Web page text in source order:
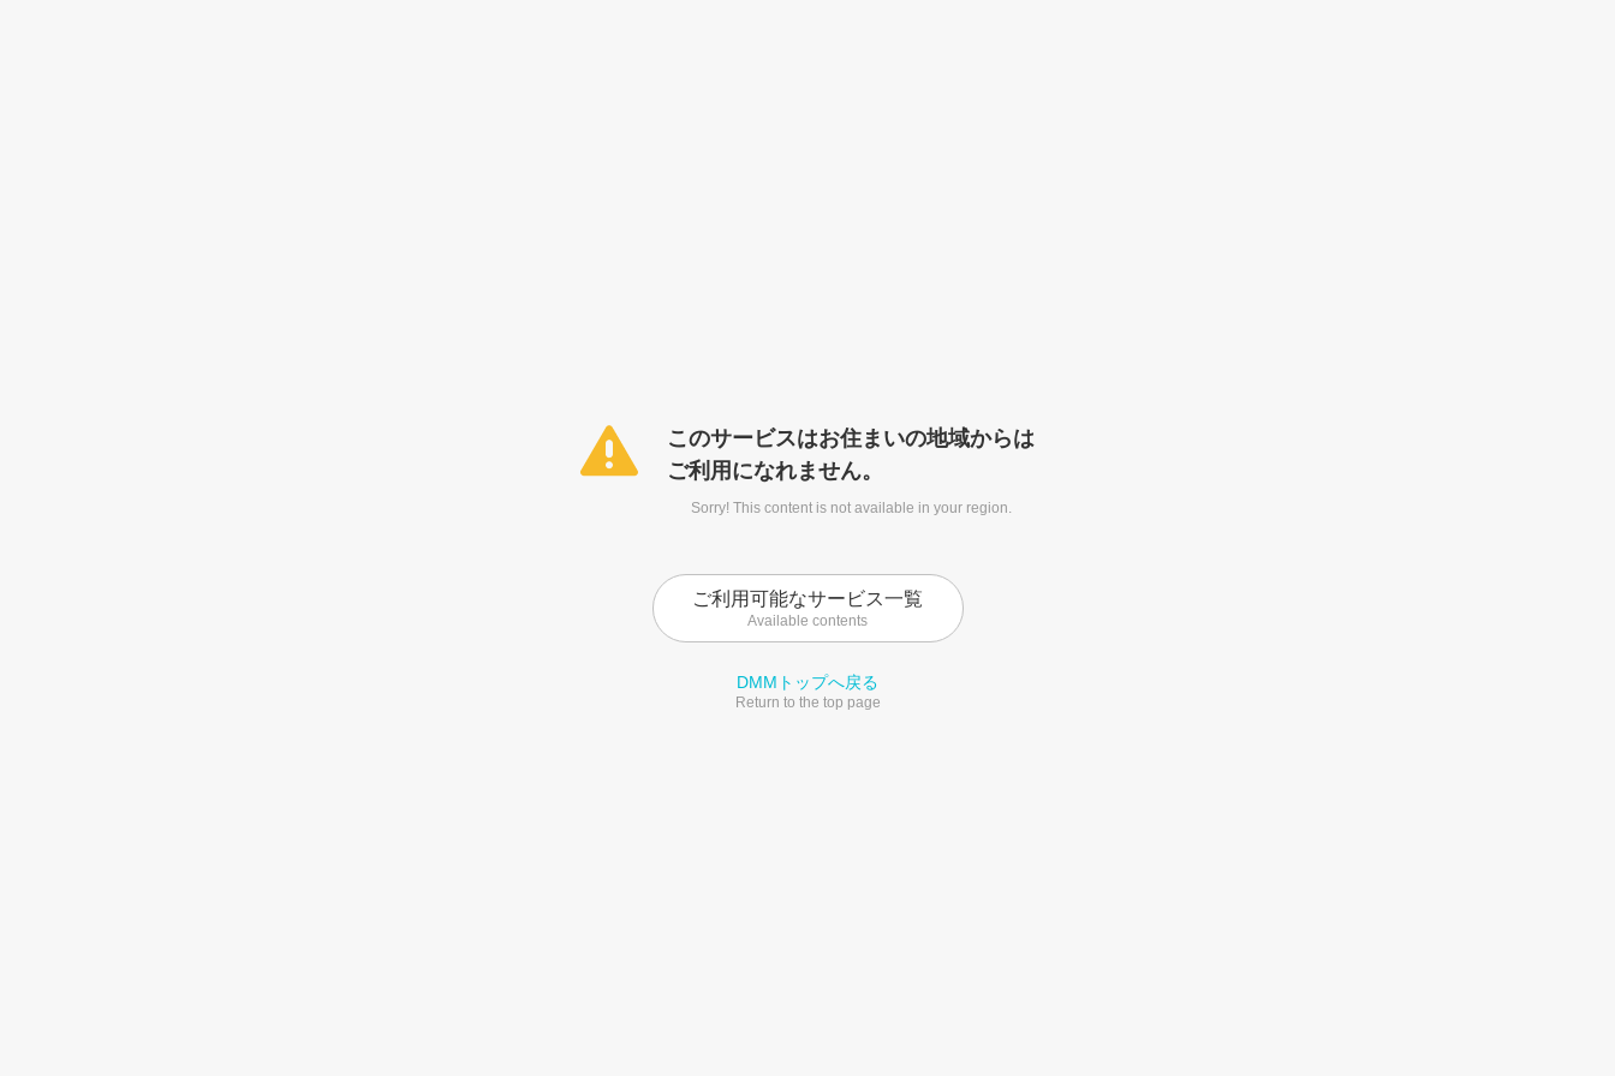
このサービスはお住まいの地域からは
ご利用になれません。
Sorry! This content is not available in your region.
ご利用可能なサービス一覧
Available contents
DMMトップへ戻る
Return to the top page